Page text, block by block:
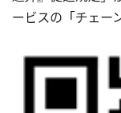
ービスの「チェー